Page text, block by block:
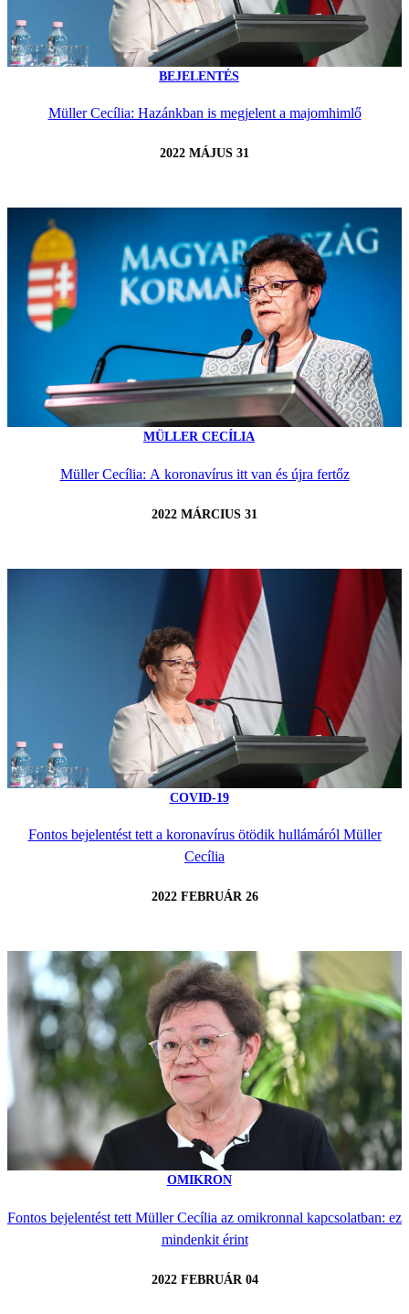
BEJELENTÉS
Müller Cecília: Hazánkban is megjelent a majomhimlő
2022 MÁJUS 31
MÜLLER CECÍLIA
Müller Cecília: A koronavírus itt van és újra fertőz
2022 MÁRCIUS 31
COVID-19
Fontos bejelentést tett a koronavírus ötödik hullámáról Müller
Cecília
2022 FEBRUÁR 26
OMIKRON
Fontos bejelentést tett Müller Cecília az omikronnal kapcsolatban: ez
mindenkit érint
2022 FEBRUÁR 04